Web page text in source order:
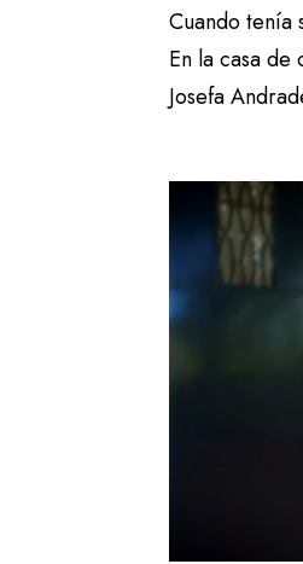
Cuando tenía
En la casa
Josefa